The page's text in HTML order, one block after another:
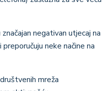
negativan utjecaj na
neke načine na
mreža